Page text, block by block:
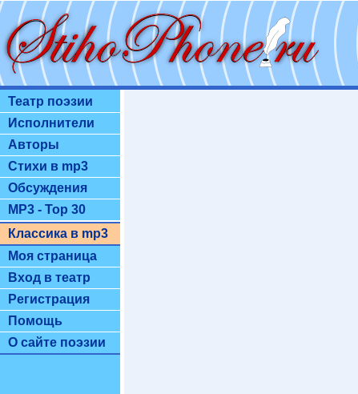
Театр поэзии
Исполнители
Авторы
Стихи в mp3
Обсуждения
MP3 - Top 30
Классика в mp3
Моя страница
Вход в театр
Регистрация
Помощь
О сайте поэзии